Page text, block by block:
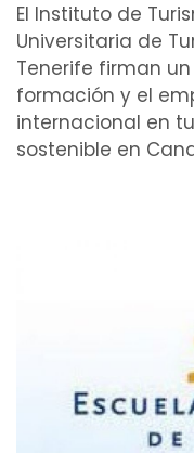
El Instituto de
Universitaria de
Tenerife firman
formación y el
internacional en
sostenible en